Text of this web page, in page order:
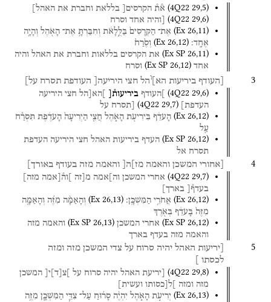
(4Q22 29,5) א֯ת֯ הקרסים[ בללאת וחברת את האהל]
(4Q22 29,6) [והיה אחד וסרח
(Ex 26,11) אֶת־ הַקְּרָסִים֙ בַּלֻּ֣לָאֹ֔ת וְחִבַּרְתָּ֥ אֶת־ הָאֹ֖הֶל וְהָיָ֥ה
אֶחָֽד׃
(Ex 26,12) וְסֶ֙רַח֙
(Ex SP 26,11) את הקרסים בללאות וחברת את האהל והיה
אחד
(Ex SP 26,12) וסרח
3 [העודף ביריעות הא] והל חצי היריעה[ העודפת תסרח על]
(4Q22 29,6) ]העודף ביריעות֯[ ]הא[הל חצי היריעה
העדפת]
(4Q22 29,7) [תסרח על
(Ex 26,12) הָעֹדֵ֔ף בִּירִיעֹ֖ת הָאֹ֑הֶל חֲצִ֤י הַיְרִיעָה֙ הָעֹדֶ֔פֶת תִּסְרַ֕ח
עַ֖ל
(Ex SP 26,12) העדף ביריעות האהל חצי היריעה העדפת
תסרח אל
4 [אחורי המשכן והאמה מז]ה[ והאמה מזה בעודף באורך]
(4Q22 29,7) אחרי המשכן וה]אמה מ[זה ]וה֯[אמה מזה]
בעדף֯[
בארך]
(Ex 26,12) אֲחֹרֵ֥י הַמִּשְׁכָּֽן׃ (Ex 26,13) וְהָאַמָּ֨ה מִזֶּ֜ה וְהָאַמָּ֤ה
מִזֶּה֙ בָּעֹדֵ֔ף בְּאֹ֖רֶךְ
(Ex SP 26,12) אחרי המשכן (Ex SP 26,13) והאמה מזה
והאמה מזה בעדף בארך
5 [יריעות האהל יהיה סרוח על צדי המשכן מזה ומזה
לכסתו
(4Q22 29,8) [יריעת האהל יהיה סרוח על ]צ ד י[
המשכן
מזה ומזה ]ל[כסותו ועשית]
(Ex 26,13) יְרִיעֹ֣ת הָאֹ֑הֶל יִהְיֶ֨ה סָר֜וּחַ עַל־ צִדֵּ֧י הַמִּשְׁכָּ֛ן מִזֶּ֥ה